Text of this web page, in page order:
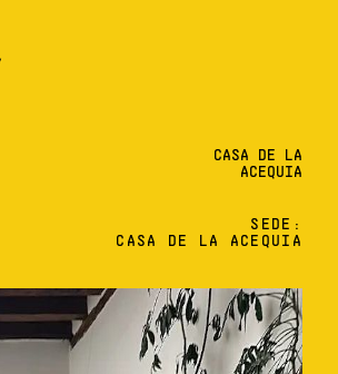
CASA DE LA
ACEQUIA
SEDE:
CASA DE LA ACEQUIA